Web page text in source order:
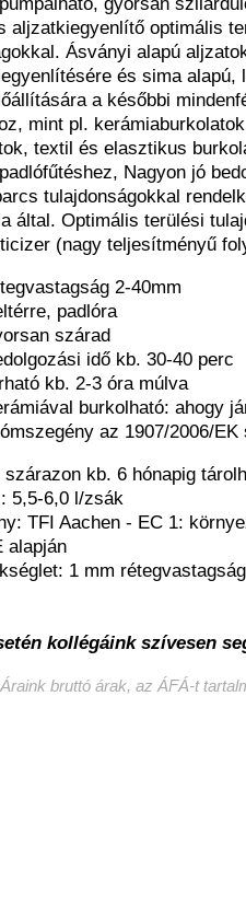
aljzatkiegyenlítő optimális
Ásványi alapú
és sima alapú,
a későbbi
mint pl.
textil és elasztikus
Nagyon jó
tulajdonságokkal
által. Optimális terülési
(nagy teljesítményű
2-40mm
padlóra
szárad
idő kb. 30-40 perc
kb. 2-3 óra múlva
burkolható: ahogy
az 1907/2006/EK
szárazon kb. 6 hónapig
5,5-6,0 l/zsák
TFI Aachen - EC 1:
alapján
1 mm
kollégáink szívesen
Áraink bruttó árak, az ÁFÁ-t